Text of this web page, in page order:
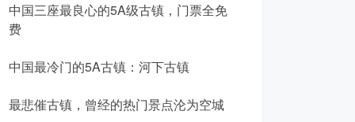
中国三座最良心的5A级古镇，门票全免
费
中国最冷门的5A古镇：河下古镇
最悲催古镇，曾经的热门景点沦为空城